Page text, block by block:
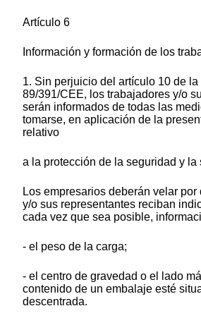
Artículo 6
Información y formación de los
1. Sin perjuicio del artículo 10 de la
89/391/CEE, los trabajadores y/o
serán informados de todas las
tomarse, en aplicación de la
relativo
a la protección de la seguridad y la
Los empresarios deberán velar
y/o sus representantes reciban
cada vez que sea posible,
- el peso de la carga;
- el centro de gravedad o el lado
contenido de un embalaje esté
descentrada.